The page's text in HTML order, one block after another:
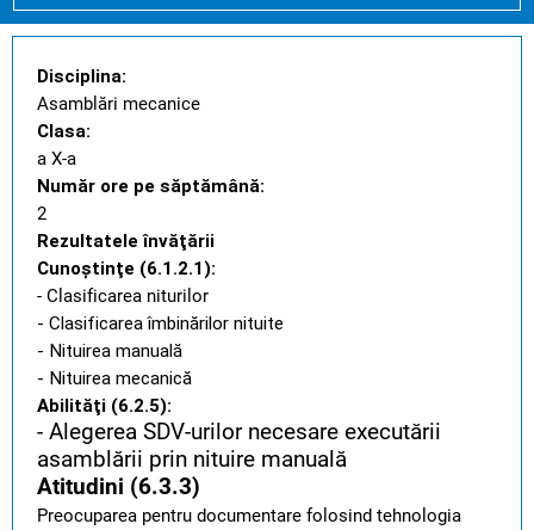
Disciplina:
Asamblări mecanice
Clasa:
a X-a
Număr ore pe săptămână:
2
Rezultatele învăţării
Cunoştinţe (6.1.2.1):
- Clasificarea niturilor
- Clasificarea îmbinărilor nituite
- Nituirea manuală
- Nituirea mecanică
Abilităţi (6.2.5):
- Alegerea SDV-urilor necesare executării
asamblării prin nituire manuală
Atitudini (6.3.3)
Preocuparea pentru documentare folosind tehnologia